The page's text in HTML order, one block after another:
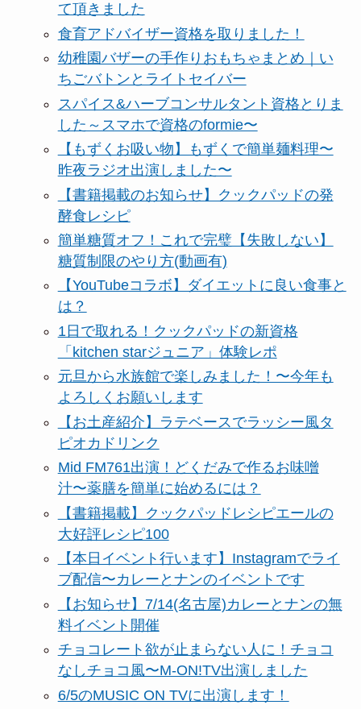
て頂きました
食育アドバイザー資格を取りました！
幼稚園バザーの手作りおもちゃまとめ｜い
ちごバトンとライトセイバー
スパイス&ハーブコンサルタント資格とりま
した～スマホで資格のformie〜
【もずくお吸い物】もずくで簡単麺料理〜
昨夜ラジオ出演しました〜
【書籍掲載のお知らせ】クックパッドの発
酵食レシピ
簡単糖質オフ！これで完璧【失敗しない】
糖質制限のやり方(動画有)
【YouTubeコラボ】ダイエットに良い食事と
は？
1日で取れる！クックパッドの新資格
「kitchen starジュニア」体験レポ
元旦から水族館で楽しみました！〜今年も
よろしくお願いします
【お土産紹介】ラテベースでラッシー風タ
ピオカドリンク
Mid FM761出演！どくだみで作るお味噌
汁〜薬膳を簡単に始めるには？
【書籍掲載】クックパッドレシピエールの
大好評レシピ100
【本日イベント行います】Instagramでライ
ブ配信〜カレーとナンのイベントです
【お知らせ】7/14(名古屋)カレーとナンの無
料イベント開催
チョコレート欲が止まらない人に！チョコ
なしチョコ風〜M-ON!TV出演しました
6/5のMUSIC ON TVに出演します！